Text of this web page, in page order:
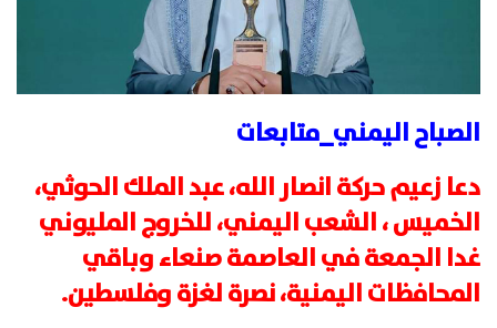
الصباح اليمني_متابعات
دعا زعيم حركة انصار الله، عبد الملك الحوثي،
الخميس ، الشعب اليمني، للخروج المليوني
غدا الجمعة في العاصمة صنعاء وباقي
المحافظات اليمنية، نصرة لغزة وفلسطين.